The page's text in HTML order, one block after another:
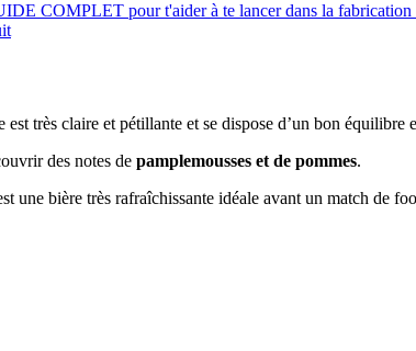
COMPLET pour t'aider à te lancer dans la fabrication
très claire et pétillante et se dispose d’un bon équilibre
des notes de pamplemousses et de pommes.
une bière très rafraîchissante idéale avant un match de